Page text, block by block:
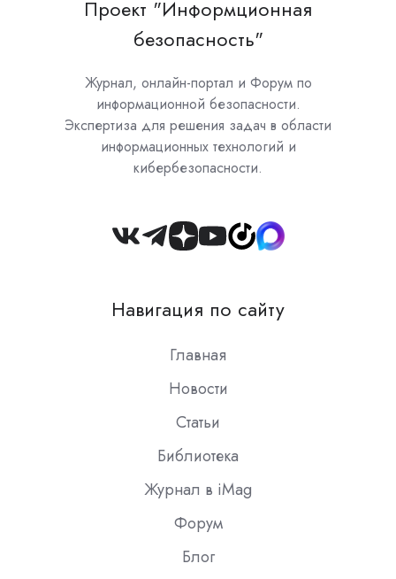
Проект "Информционная
безопасность"
Журнал, онлайн-портал и Форум по
информационной безопасности.
Экспертиза для решения задач в области
информационных технологий и
кибербезопасности.
Join
Slack
Навигация по сайту
Главная
Новости
Статьи
Библиотека
Журнал в iMag
Форум
Блог